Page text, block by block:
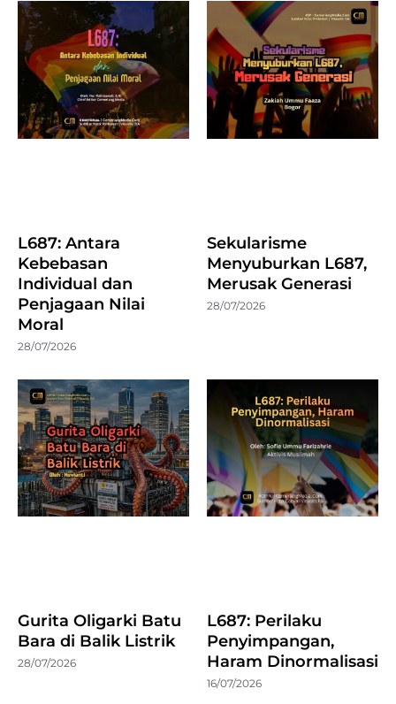
L687: Antara
Kebebasan
Individual dan
Penjagaan Nilai
Moral
28/07/2026
Sekularisme
Menyuburkan L687,
Merusak Generasi
28/07/2026
Gurita Oligarki Batu
Bara di Balik Listrik
28/07/2026
L687: Perilaku
Penyimpangan,
Haram Dinormalisasi
16/07/2026